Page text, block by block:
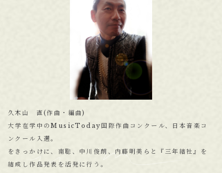
久木山 直(作曲・編曲)
大学在学中のMusicToday国際作曲コンクール、日本音楽コ
ンクール入選。
をきっかけに、南聡、中川俊朗、内藤明美らと『三年結社』を
結成し作品発表を活発に行う。